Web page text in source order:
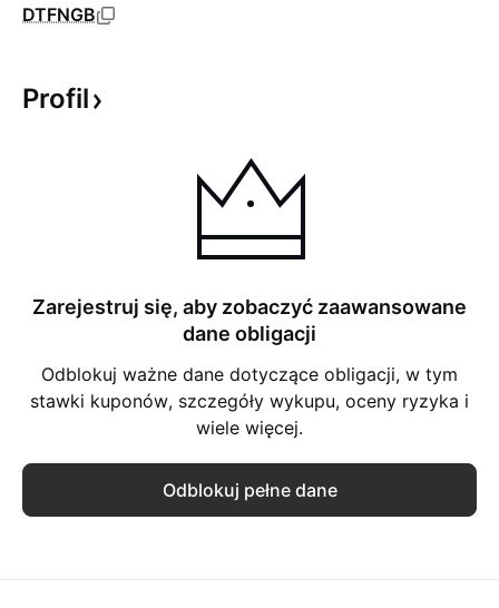
DTFNGB
Profil
Zarejestruj się, aby zobaczyć zaawansowane
dane obligacji
Odblokuj ważne dane dotyczące obligacji, w tym
stawki kuponów, szczegóły wykupu, oceny ryzyka i
wiele więcej.
Odblokuj pełne dane